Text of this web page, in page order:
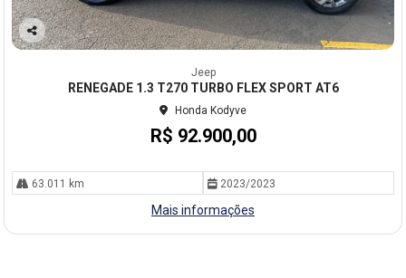
Co
Jeep
RENEGADE 1.3 T270 TURBO FLEX SPORT AT6
Honda Kodyve
R$ 92.900,00
63.011 km 2023/2023
Mais informações